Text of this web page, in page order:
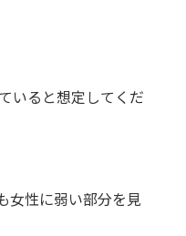
いると想定してくだ
女性に弱い部分を見